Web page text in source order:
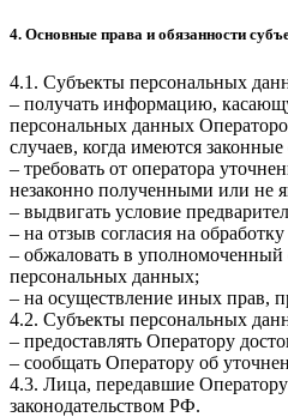
4. Основные права и обязанности
4.1. Субъекты персональных
– получать информацию,
персональных данных
случаев, когда имеются
– требовать от оператора
незаконно полученными или не
– выдвигать условие
– на отзыв согласия на
– обжаловать в уполномоченный
персональных данных;
– на осуществление иных прав,
4.2. Субъекты персональных
– предоставлять Оператору
– сообщать Оператору об
4.3. Лица, передавшие Оператору
законодательством РФ.